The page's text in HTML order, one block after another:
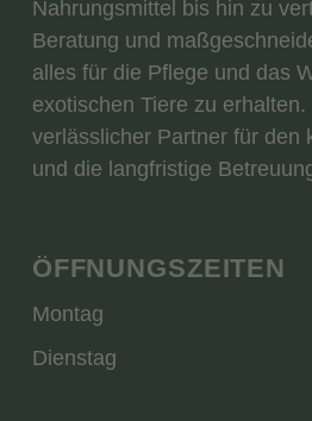
Nahrungsmittel bis hin zu
Beratung und
alles für die Pflege und das
exotischen Tiere zu
verlässlicher Partner für den
und die langfristige
ÖFFNUNGSZEITEN
Montag
Dienstag